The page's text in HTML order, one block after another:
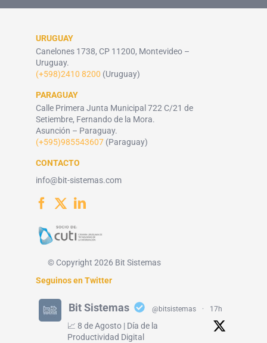
URUGUAY
Canelones 1738, CP 11200, Montevideo –
Uruguay.
(+598)2410 8200 (Uruguay)
PARAGUAY
Calle Primera Junta Municipal 722 C/21 de
Setiembre, Fernando de la Mora.
Asunción – Paraguay.
(+595)985543607 (Paraguay)
CONTACTO
info@bit-sistemas.com
© Copyright 2026 Bit Sistemas
Seguinos en Twitter
Bit Sistemas @bitsistemas · 17h
📈 8 de Agosto | Día de la
Productividad Digital